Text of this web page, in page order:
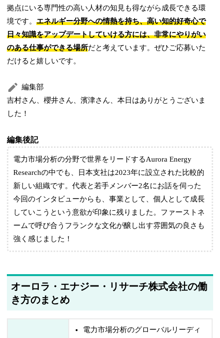
拠点にいる専門性の高い人材の知見も得ながら成長できる環
境です。エネルギー分野への情熱を持ち、高い知的好奇心で
日々知識をアップデートしていける方には、非常にやりがい
のある仕事ができる場所だと考えています。ぜひご応募いた
だけると嬉しいです。
編集部
吉村さん、櫻井さん、濱津さん、本日はありがとうございま
した！
編集後記
電力市場分析の分野で世界をリードするAurora Energy
Researchの中でも、日本支社は2023年に設立された比較的
新しい組織です。代表と若手メンバー2名にお話を伺った
今回のインタビューからも、事業として、個人として成長
していこうという意欲が印象に残りました。ファーストネ
ームで呼び合うフランクな文化が醸し出す雰囲気の良さも
強く感じました！
オーロラ・エナジー・リサーチ株式会社の働
き方のまとめ
電力市場分析のグローバルリーディ